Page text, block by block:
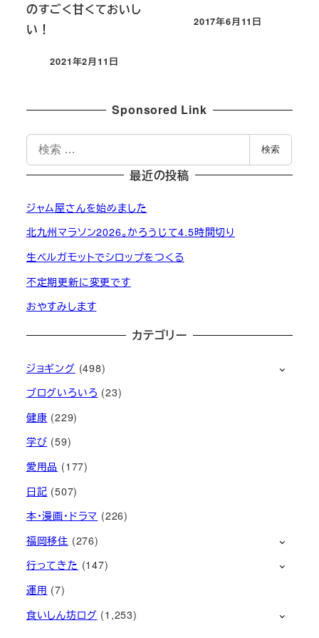
のすごく甘くておいし
い！
投稿日
2021年2月11日
投稿日
2017年6月11日
Sponsored Link
検
索
検索
最近の投稿
ジャム屋さんを始めました
北九州マラソン2026。かろうじて4.5時間切り
生ベルガモットでシロップをつくる
不定期更新に変更です
おやすみします
カテゴリー
ジョギング (498)
ブログいろいろ (23)
健康 (229)
学び (59)
愛用品 (177)
日記 (507)
本・漫画・ドラマ (226)
福岡移住 (276)
行ってきた (147)
運用 (7)
食いしん坊ログ (1,253)